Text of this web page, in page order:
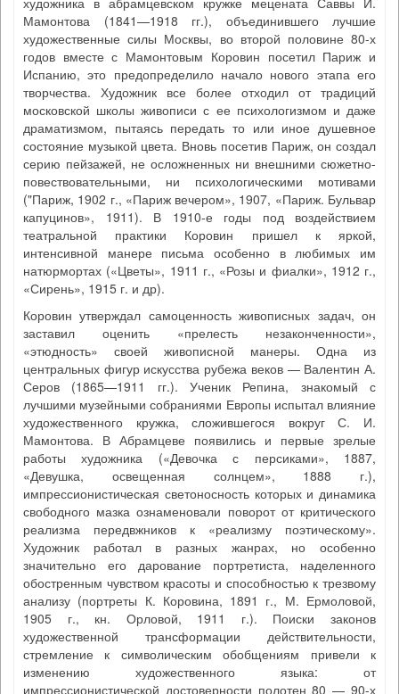
Мамонтова (1841—1918 гг.), объединившего лучшие
художественные силы Москвы, во второй половине 80-х
годов вместе с Мамонтовым Коровин посетил Париж и
Испанию, это предопределило начало нового этапа его
творчества. Художник все более отходил от традиций
московской школы живописи с ее психологизмом и даже
драматизмом, пытаясь передать то или иное душевное
состояние музыкой цвета. Вновь посетив Париж, он создал
серию пейзажей, не осложненных ни внешними сюжетно-
повествовательными, ни психологическими мотивами
("Париж, 1902 г., «Париж вечером», 1907, «Париж. Бульвар
капуцинов», 1911). В 1910-е годы под воздействием
театральной практики Коровин пришел к яркой,
интенсивной манере письма особенно в любимых им
натюрмортах («Цветы», 1911 г., «Розы и фиалки», 1912 г.,
«Сирень», 1915 г. и др).
Коровин утверждал самоценность живописных задач, он
заставил оценить «прелесть незаконченности»,
«этюдность» своей живописной манеры. Одна из
центральных фигур искусства рубежа веков — Валентин А.
Серов (1865—1911 гг.). Ученик Репина, знакомый с
лучшими музейными собраниями Европы испытал влияние
художественного кружка, сложившегося вокруг С. И.
Мамонтова. В Абрамцеве появились и первые зрелые
работы художника («Девочка с персиками», 1887,
«Девушка, освещенная солнцем», 1888 г.),
импрессионистическая светоносность которых и динамика
свободного мазка ознаменовали поворот от критического
реализма передвжников к «реализму поэтическому».
Художник работал в разных жанрах, но особенно
значительно его дарование портретиста, наделенного
обостренным чувством красоты и способностью к трезвому
анализу (портреты К. Коровина, 1891 г., М. Ермоловой,
1905 г., кн. Орловой, 1911 г.). Поиски законов
художественной трансформации действительности,
стремление к символическим обобщениям привели к
изменению художественного языка: от
импрессионистической достоверности полотен 80 — 90-х